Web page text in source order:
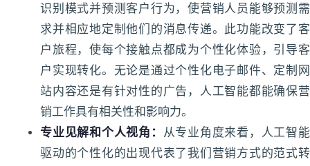
识别模式并预测客户行为，使营销人员能够预测需
求并相应地定制他们的消息传递。此功能改变了客
户旅程，使每个接触点都成为个性化体验，引导客
户实现转化。无论是通过个性化电子邮件、定制网
站内容还是有针对性的广告，人工智能都能确保营
销工作具有相关性和影响力。
专业见解和个人视角： 从专业角度来看，人工智能
驱动的个性化的出现代表了我们营销方式的范式转